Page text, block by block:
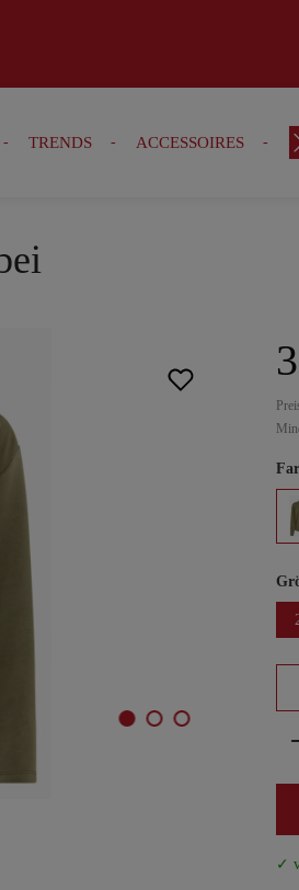
TRENDS ACCESSOIRES
✓